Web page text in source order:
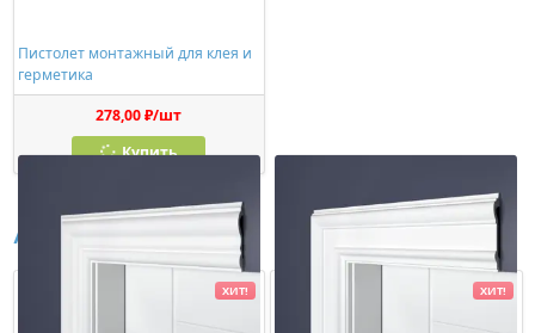
Пистолет монтажный для клея и
герметика
278,00 ₽/шт
Купить
Аналоги
ХИТ! ХИТ!